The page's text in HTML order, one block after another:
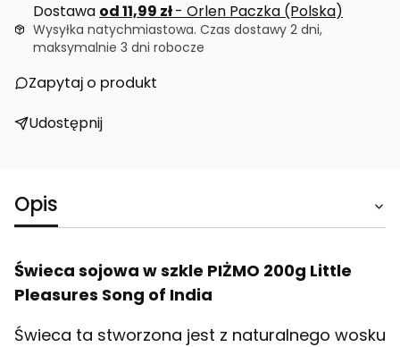
Dostawa od 11,99 zł- Orlen Paczka (Polska)
Wysyłka natychmiastowa. Czas dostawy 2 dni,
maksymalnie 3 dni robocze
Zapytaj o produkt
Udostępnij
Opis
Świeca sojowa w szkle PIŻMO 200g Little
Pleasures Song of India
Świeca ta stworzona jest z naturalnego wosku